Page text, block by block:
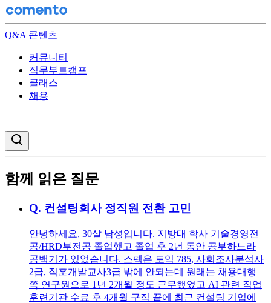
Q&A 콘텐츠
커뮤니티
직무부트캠프
클래스
채용
함께 읽은 질문
Q. 컨설팅회사 정직원 전환 고민
안녕하세요, 30살 남성입니다. 지방대 학사 기술경영전
공/HRD부전공 졸업했고 졸업 후 2년 동안 공부하느라
공백기가 있었습니다. 스펙은 토익 785, 사회조사분석사
2급, 직훈개발교사3급 밖에 안되는데 원래는 채용대행
쪽 연구원으로 1년 2개월 정도 근무했었고 AI 관련 직업
훈련기관 수료 후 4개월 구직 끝에 최근 컨설팅 기업에